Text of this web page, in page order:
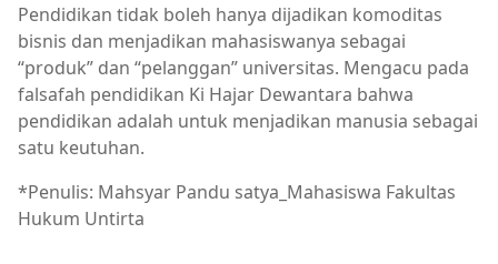
Pendidikan tidak boleh hanya dijadikan komoditas
bisnis dan menjadikan mahasiswanya sebagai
“produk” dan “pelanggan” universitas. Mengacu pada
falsafah pendidikan Ki Hajar Dewantara bahwa
pendidikan adalah untuk menjadikan manusia sebagai
satu keutuhan.
*Penulis: Mahsyar Pandu satya_Mahasiswa Fakultas
Hukum Untirta